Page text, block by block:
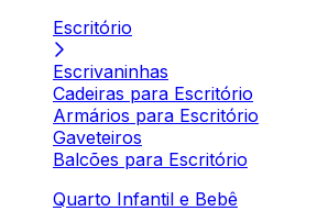
Escritório
Escrivaninhas
Cadeiras para Escritório
Armários para Escritório
Gaveteiros
Balcões para Escritório
Quarto Infantil e Bebê